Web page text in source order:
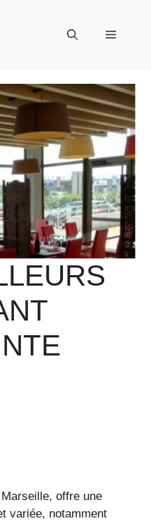
offre une
variée, notamment